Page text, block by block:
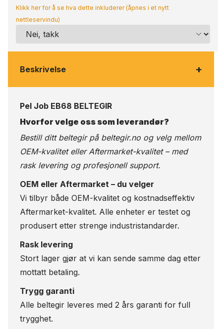
Klikk her for å se hva dette inkluderer (åpnes i et nytt
nettleservindu)
Beskrivelse +
Pel Job EB68 BELTEGIR
Hvorfor velge oss som leverandør?
Bestill ditt beltegir på beltegir.no og velg mellom
OEM-kvalitet eller Aftermarket-kvalitet – med
rask levering og profesjonell support.
OEM eller Aftermarket – du velger
Vi tilbyr både OEM-kvalitet og kostnadseffektiv
Aftermarket-kvalitet. Alle enheter er testet og
produsert etter strenge industristandarder.
Rask levering
Stort lager gjør at vi kan sende samme dag etter
mottatt betaling.
Trygg garanti
Alle beltegir leveres med 2 års garanti for full
trygghet.